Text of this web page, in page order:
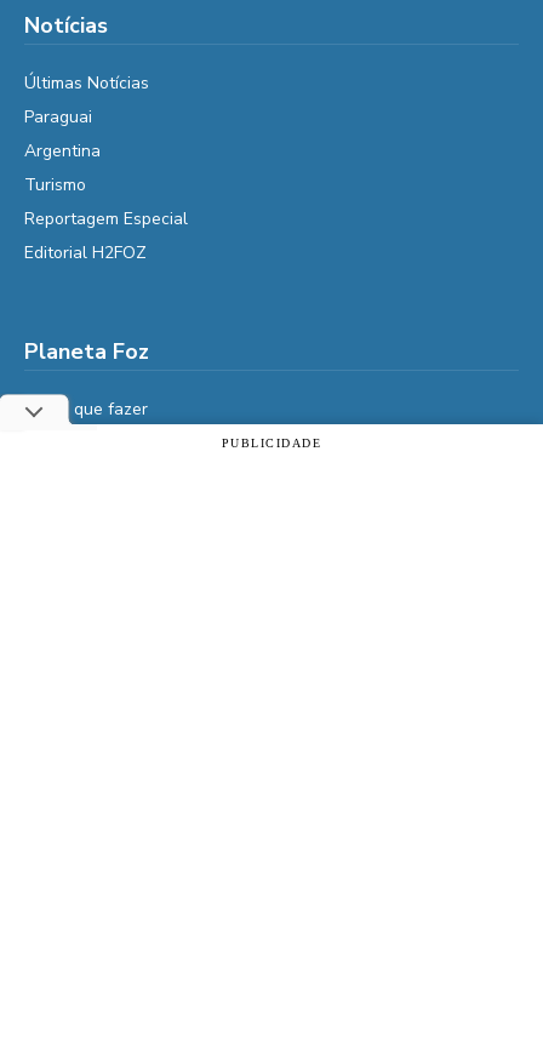
Notícias
Últimas Notícias
Paraguai
Argentina
Turismo
Reportagem Especial
Editorial H2FOZ
Planeta Foz
Foz, o que fazer
PUBLICIDADE